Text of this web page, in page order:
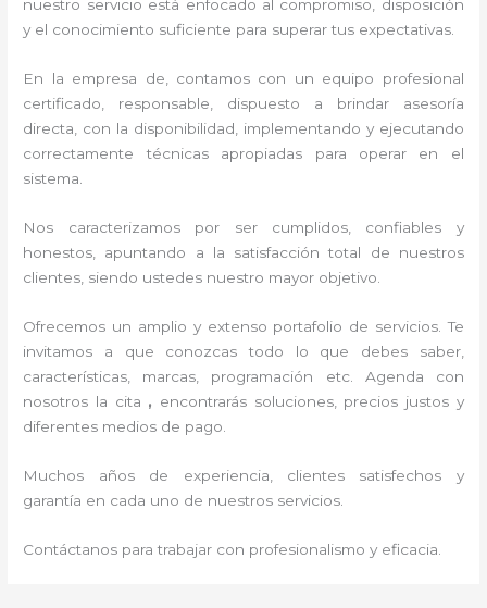
nuestro servicio está enfocado al compromiso, disposición
y el conocimiento suficiente para superar tus expectativas.
En la empresa de , contamos con un equipo profesional
certificado, responsable, dispuesto a brindar asesoría
directa, con la disponibilidad, implementando y ejecutando
correctamente técnicas apropiadas para operar en el
sistema.
Nos caracterizamos por ser cumplidos, confiables y
honestos, apuntando a la satisfacción total de nuestros
clientes, siendo ustedes nuestro mayor objetivo.
Ofrecemos un amplio y extenso portafolio de servicios. Te
invitamos a que conozcas todo lo que debes saber,
características, marcas, programación etc. Agenda con
nosotros la cita , encontrarás soluciones, precios justos y
diferentes medios de pago.
Muchos años de experiencia, clientes satisfechos y
garantía en cada uno de nuestros servicios.
Contáctanos para trabajar con profesionalismo y eficacia.